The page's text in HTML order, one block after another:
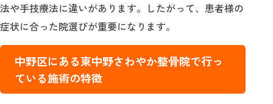
法や手技療法に違いがあります。したがって、患者様の
症状に合った院選びが重要になります。
中野区にある東中野さわやか整骨院で行っ
ている施術の特徴